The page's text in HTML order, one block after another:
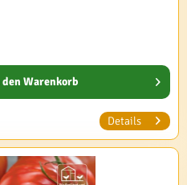
den Warenkorb
Details